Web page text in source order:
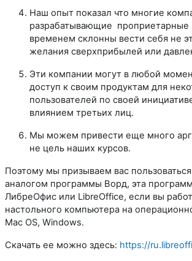
Наш опыт показал что многие
разрабатывающие проприетарные
временем склонны вести себя не
желания сверхприбылей или
Эти компании могут в любой
доступ к своим продуктам для
пользователей по своей
влиянием третьих лиц.
Мы можем привести еще много
не цель наших курсов.
Поэтому мы призываем вас
аналогом программы Ворд, эта
ЛибреОфис или LibreOffice, если вы
настольного компьютера на
Mac OS, Windows.
Скачать ее можно здесь: https://